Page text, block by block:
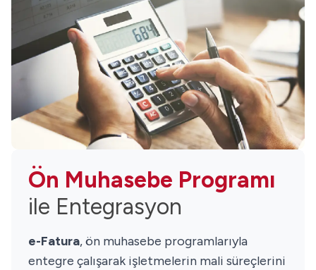
Ön Muhasebe Programı
ile Entegrasyon
e-Fatura, ön muhasebe programlarıyla
entegre çalışarak işletmelerin mali süreçlerini